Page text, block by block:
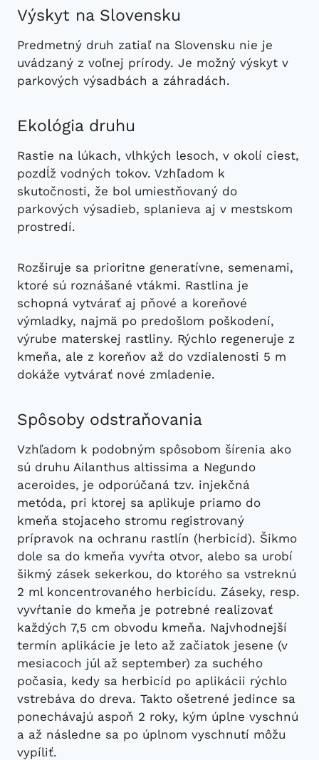
Výskyt na Slovensku
Predmetný druh zatiaľ na Slovensku nie je
uvádzaný z voľnej prírody. Je možný výskyt v
parkových výsadbách a záhradách.
Ekológia druhu
Rastie na lúkach, vlhkých lesoch, v okolí ciest,
pozdĺž vodných tokov. Vzhľadom k
skutočnosti, že bol umiestňovaný do
parkových výsadieb, splanieva aj v mestskom
prostredí.
Rozširuje sa prioritne generatívne, semenami,
ktoré sú roznášané vtákmi. Rastlina je
schopná vytvárať aj pňové a koreňové
výmladky, najmä po predošlom poškodení,
výrube materskej rastliny. Rýchlo regeneruje z
kmeňa, ale z koreňov až do vzdialenosti 5 m
dokáže vytvárať nové zmladenie.
Spôsoby odstraňovania
Vzhľadom k podobným spôsobom šírenia ako
sú druhu Ailanthus altissima a Negundo
aceroides, je odporúčaná tzv. injekčná
metóda, pri ktorej sa aplikuje priamo do
kmeňa stojaceho stromu registrovaný
prípravok na ochranu rastlín (herbicíd). Šikmo
dole sa do kmeňa vyvŕta otvor, alebo sa urobí
šikmý zásek sekerkou, do ktorého sa vstreknú
2 ml koncentrovaného herbicídu. Záseky, resp.
vyvŕtanie do kmeňa je potrebné realizovať
každých 7,5 cm obvodu kmeňa. Najvhodnejší
termín aplikácie je leto až začiatok jesene (v
mesiacoch júl až september) za suchého
počasia, kedy sa herbicíd po aplikácii rýchlo
vstrebáva do dreva. Takto ošetrené jedince sa
ponechávajú aspoň 2 roky, kým úplne vyschnú
a až následne sa po úplnom vyschnutí môžu
vypíliť.